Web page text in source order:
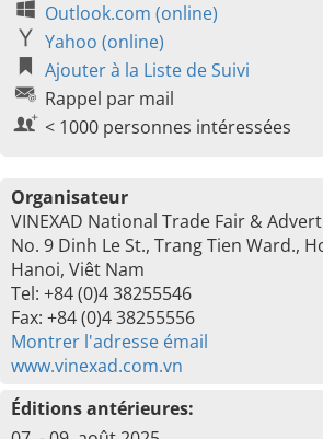
Outlook.com (online)
Yahoo (online)
Ajouter à la Liste de Suivi
Rappel par mail
< 1000 personnes intéressées
Organisateur
VINEXAD National Trade Fair &
No. 9 Dinh Le St., Trang Tien Ward.,
Hanoi, Viêt Nam
Tel: +84 (0)4 38255546
Fax: +84 (0)4 38255556
Montrer l'adresse émail
www.vinexad.com.vn
Éditions antérieures: